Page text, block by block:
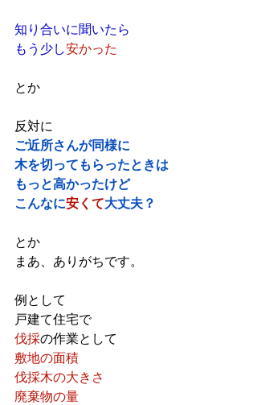
知り合いに聞いたら
もう少し安かった
とか
反対に
ご近所さんが同様に
木を切ってもらったときは
もっと高かったけど
こんなに安くて大丈夫？
とか
まあ、ありがちです。
例として
戸建て住宅で
伐採の作業として
敷地の面積
伐採木の大きさ
廃棄物の量